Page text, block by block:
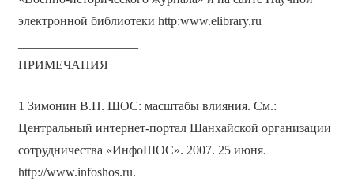
электронной библиотеки http:www.elibrary.ru
ПРИМЕЧАНИЯ
1 Зимонин В.П. ШОС: масштабы влияния. См.:
Центральный интернет-портал Шанхайской организации
сотрудничества «ИнфоШОС». 2007. 25 июня.
http://www.infoshos.ru.